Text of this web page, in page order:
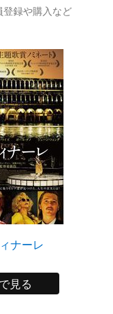
録や購入など
ナーレ
見る